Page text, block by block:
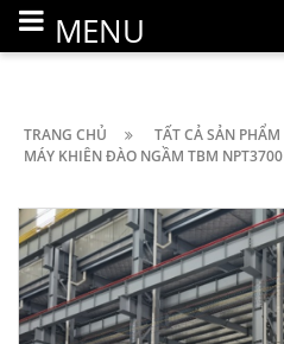
MENU
TRANG CHỦ
TẤT CẢ SẢN PHẨM
MÁY KHIÊN ĐÀO NGẦM TBM NPT3700